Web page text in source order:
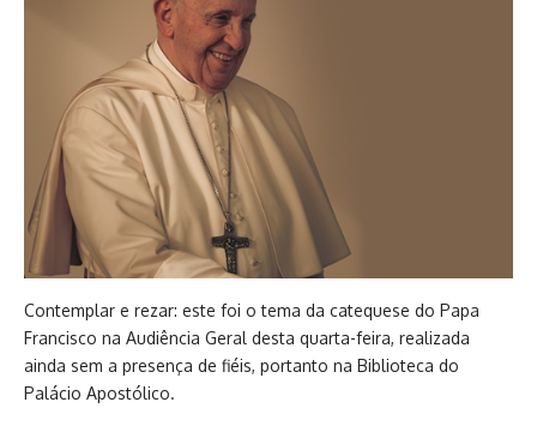
Contemplar e rezar: este foi o tema da catequese do Papa
Francisco na Audiência Geral desta quarta-feira, realizada
ainda sem a presença de fiéis, portanto na Biblioteca do
Palácio Apostólico.